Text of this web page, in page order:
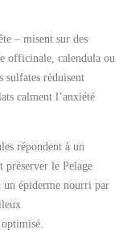
– misent sur des
officinale, calendula ou
sulfates réduisent
calment l’anxiété
répondent à un
le Pelage
un épiderme nourri par